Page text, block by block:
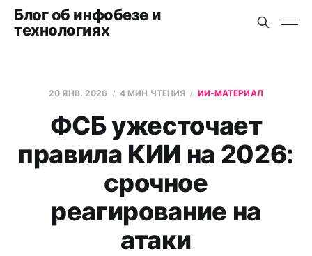
Блог об инфобезе и
технологиях
20 ЯНВ. 2026 4 МИН ЧТЕНИЯ ИИ-МАТЕРИАЛ
ФСБ ужесточает
правила КИИ на 2026:
срочное
реагирование на
атаки